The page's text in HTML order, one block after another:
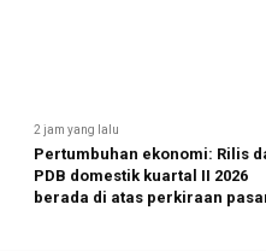
2 jam yang lalu
Pertumbuhan ekonomi: Rilis
PDB domestik kuartal II 2026
berada di atas perkiraan